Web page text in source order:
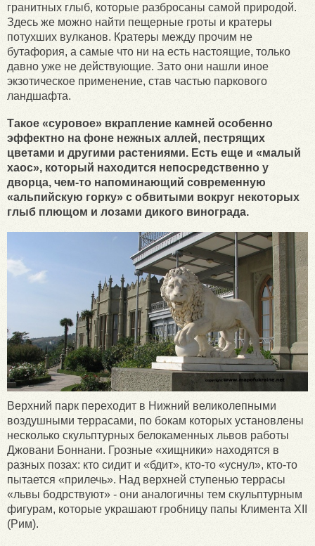
гранитных глыб, которые разбросаны самой природой.
Здесь же можно найти пещерные гроты и кратеры
потухших вулканов. Кратеры между прочим не
бутафория, а самые что ни на есть настоящие, только
давно уже не действующие. Зато они нашли иное
экзотическое применение, став частью паркового
ландшафта.
Такое «суровое» вкрапление камней особенно
эффектно на фоне нежных аллей, пестрящих
цветами и другими растениями. Есть еще и «малый
хаос», который находится непосредственно у
дворца, чем-то напоминающий современную
«альпийскую горку» с обвитыми вокруг некоторых
глыб плющом и лозами дикого винограда.
Верхний парк переходит в Нижний великолепными
воздушными террасами, по бокам которых установлены
несколько скульптурных белокаменных львов работы
Джовани Боннани. Грозные «хищники» находятся в
разных позах: кто сидит и «бдит», кто-то «уснул», кто-то
пытается «прилечь». Над верхней ступенью террасы
«львы бодрствуют» - они аналогичны тем скульптурным
фигурам, которые украшают гробницу папы Климента XII
(Рим).